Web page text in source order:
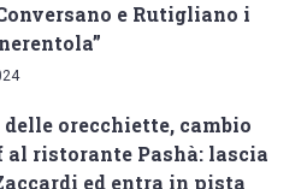
e Rutigliano i
delle orecchiette, cambio
al ristorante Pashà: lascia
ed entra in pista